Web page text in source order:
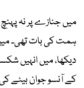
میں جنازے پر نہ
ہمت کی بات تھی۔
دیکھا، میں انہیں
کے آنسو جوان بیٹے کی